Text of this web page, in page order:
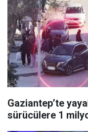
Gaziantep’te
sürücülere 1